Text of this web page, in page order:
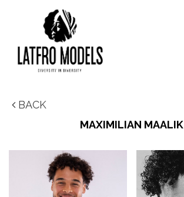
BACK
MAXIMILIAN MAALIK